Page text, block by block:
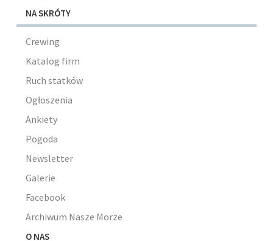
NA SKRÓTY
Crewing
Katalog firm
Ruch statków
Ogłoszenia
Ankiety
Pogoda
Newsletter
Galerie
Facebook
Archiwum Nasze Morze
O NAS